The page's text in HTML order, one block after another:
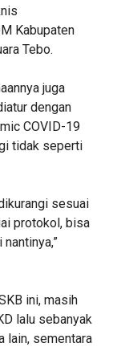
Kabupaten
Tebo.
juga
dengan
COVID-19
tidak seperti
sesuai
protokol, bisa
ini, masih
lalu sebanyak
lain, sementara